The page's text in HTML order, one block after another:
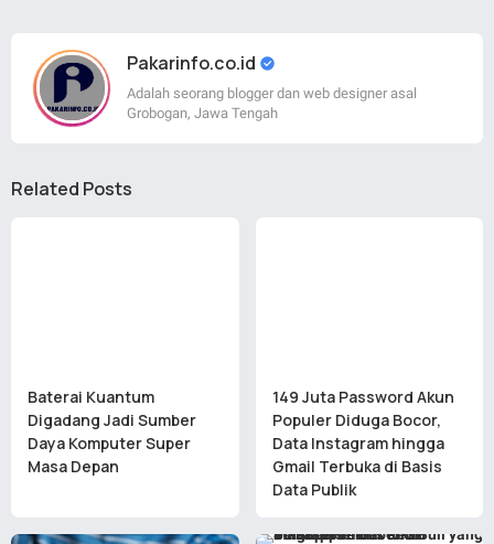
Pakarinfo.co.id
Adalah seorang blogger dan web designer asal
Grobogan, Jawa Tengah
Related Posts
Baterai Kuantum
Digadang Jadi Sumber
Daya Komputer Super
Masa Depan
149 Juta Password Akun
Populer Diduga Bocor,
Data Instagram hingga
Gmail Terbuka di Basis
Data Publik